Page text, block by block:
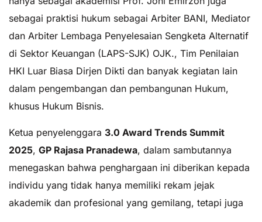
sebagai praktisi hukum sebagai Arbiter BANI, Mediator
dan Arbiter Lembaga Penyelesaian Sengketa Alternatif
di Sektor Keuangan (LAPS-SJK) OJK., Tim Penilaian
HKI Luar Biasa Dirjen Dikti dan banyak kegiatan lain
dalam pengembangan dan pembangunan Hukum,
khusus Hukum Bisnis.
Ketua penyelenggara 3.0 Award Trends Summit
2025, GP Rajasa Pranadewa, dalam sambutannya
menegaskan bahwa penghargaan ini diberikan kepada
individu yang tidak hanya memiliki rekam jejak
akademik dan profesional yang gemilang, tetapi juga